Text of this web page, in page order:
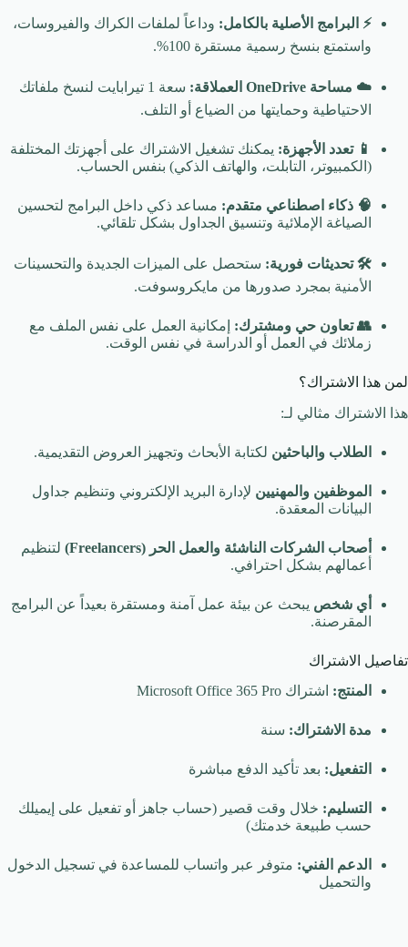
⚡ البرامج الأصلية بالكامل: وداعاً لملفات الكراك والفيروسات،
واستمتع بنسخ رسمية مستقرة 100%.
☁️ مساحة OneDrive العملاقة:
سعة 1 تيرابايت لنسخ ملفاتك
الاحتياطية وحمايتها من الضياع أو التلف.
📱 تعدد الأجهزة: يمكنك تشغيل الاشتراك على أجهزتك المختلفة
(الكمبيوتر، التابلت، والهاتف الذكي) بنفس الحساب.
🧠 ذكاء اصطناعي متقدم: مساعد ذكي داخل البرامج لتحسين
الصياغة الإملائية وتنسيق الجداول بشكل تلقائي.
🛠️ تحديثات فورية: ستحصل على الميزات الجديدة والتحسينات
الأمنية بمجرد صدورها من مايكروسوفت.
👥 تعاون حي ومشترك: إمكانية العمل على نفس الملف مع
زملائك في العمل أو الدراسة في نفس الوقت.
لمن هذا الاشتراك؟
هذا الاشتراك مثالي لـ:
الطلاب والباحثين لكتابة الأبحاث وتجهيز العروض التقديمية.
الموظفين والمهنيين لإدارة البريد الإلكتروني وتنظيم جداول
البيانات المعقدة.
أصحاب الشركات الناشئة والعمل الحر (Freelancers)
لتنظيم
أعمالهم بشكل احترافي.
أي شخص يبحث عن بيئة عمل آمنة ومستقرة بعيداً عن البرامج
المقرصنة.
تفاصيل الاشتراك
المنتج: اشتراك Microsoft Office 365 Pro
مدة الاشتراك: سنة
التفعيل: بعد تأكيد الدفع مباشرة
التسليم: خلال وقت قصير (حساب جاهز أو تفعيل على إيميلك
حسب طبيعة خدمتك)
الدعم الفني: متوفر عبر واتساب للمساعدة في تسجيل الدخول
والتحميل